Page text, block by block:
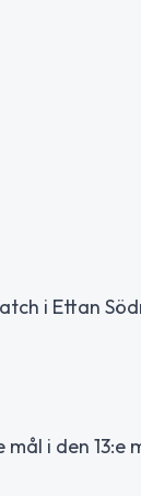
i Ettan
i den 13:e